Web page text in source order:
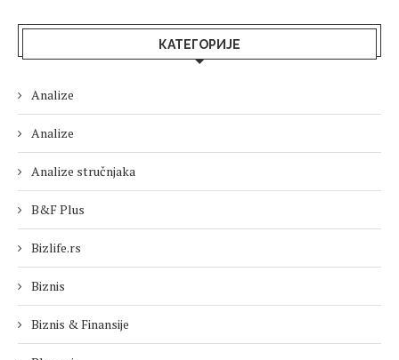
КАТЕГОРИЈЕ
Analize
Analize
Analize stručnjaka
B&F Plus
Bizlife.rs
Biznis
Biznis & Finansije